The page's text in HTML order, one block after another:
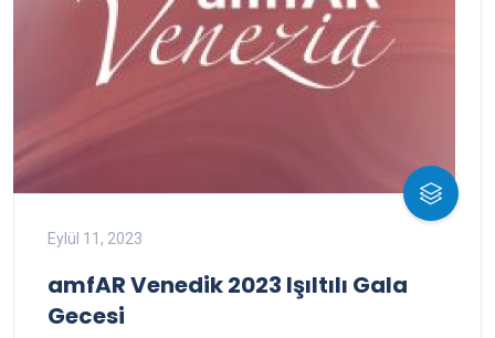
Eylül 11, 2023
amfAR Venedik 2023 Işıltılı Gala
Gecesi